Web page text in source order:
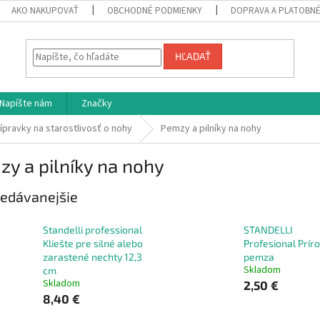
AKO NAKUPOVAŤ OBCHODNÉ PODMIENKY DOPRAVA A PLATOBNÉ
HĽADAŤ
Napíšte nám
Značky
na starostlivosť o nohy Pemzy a pilníky na nohy
a pilníky na nohy
Standelli professional
Kliešte pre silné alebo
zarastené nechty 12,3
cm
Skladom
8,40 €
STANDELLI
Profesional
pemza
Skladom
2,50 €